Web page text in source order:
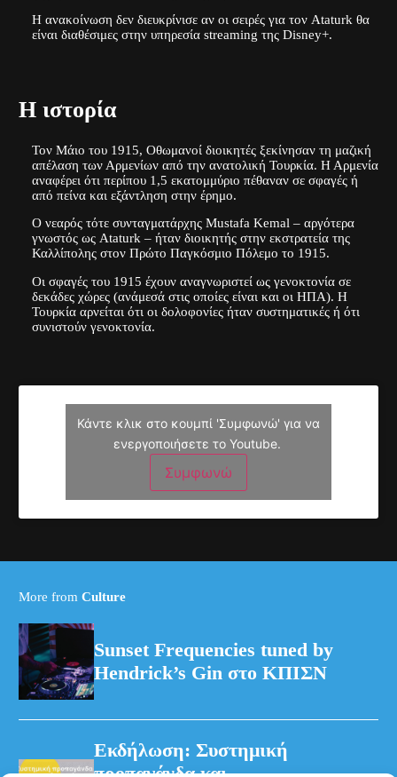
Η ανακοίνωση δεν διευκρίνισε αν οι σειρές για τον Ataturk θα
είναι διαθέσιμες στην υπηρεσία streaming της Disney+.
Η ιστορία
Τον Μάιο του 1915, Οθωμανοί διοικητές ξεκίνησαν τη μαζική
απέλαση των Αρμενίων από την ανατολική Τουρκία. Η Αρμενία
αναφέρει ότι περίπου 1,5 εκατομμύριο πέθαναν σε σφαγές ή
από πείνα και εξάντληση στην έρημο.
Ο νεαρός τότε συνταγματάρχης Mustafa Kemal – αργότερα
γνωστός ως Ataturk – ήταν διοικητής στην εκστρατεία της
Καλλίπολης στον Πρώτο Παγκόσμιο Πόλεμο το 1915.
Οι σφαγές του 1915 έχουν αναγνωριστεί ως γενοκτονία σε
δεκάδες χώρες (ανάμεσά στις οποίες είναι και οι ΗΠΑ). Η
Τουρκία αρνείται ότι οι δολοφονίες ήταν συστηματικές ή ότι
συνιστούν γενοκτονία.
Κάντε κλικ στο κουμπί 'Συμφωνώ' για να
ενεργοποιήσετε το Youtube.
Συμφωνώ
More from Culture
Sunset Frequencies tuned by
Hendrick’s Gin στο ΚΠΙΣΝ
Εκδήλωση: Συστημική